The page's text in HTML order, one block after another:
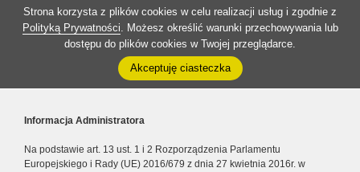
Strona korzysta z plików cookies w celu realizacji usług i zgodnie z
Polityką Prywatności. Możesz określić warunki przechowywania lub
dostępu do plików cookies w Twojej przeglądarce.
Akceptuję ciasteczka
Informacja Administratora
Na podstawie art. 13 ust. 1 i 2 Rozporządzenia Parlamentu
Europejskiego i Rady (UE) 2016/679 z dnia 27 kwietnia 2016r. w